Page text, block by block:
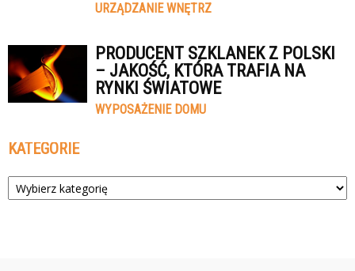
URZĄDZANIE WNĘTRZ
PRODUCENT SZKLANEK Z POLSKI
– JAKOŚĆ, KTÓRA TRAFIA NA
RYNKI ŚWIATOWE
WYPOSAŻENIE DOMU
KATEGORIE
Kategorie